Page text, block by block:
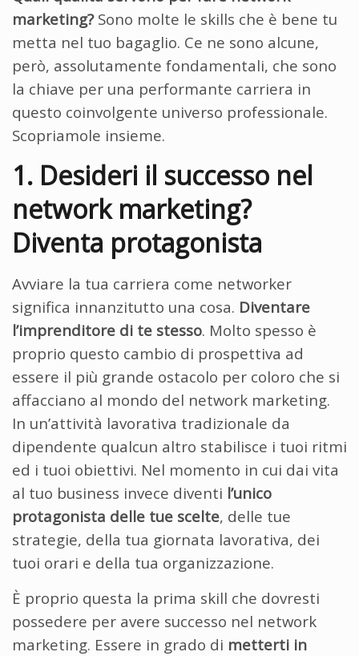
marketing?Sono molte le skills che è bene tu
metta nel tuo bagaglio. Ce ne sono alcune,
però, assolutamente fondamentali, che sono
la chiave per una performante carriera in
questo coinvolgente universo professionale.
Scopriamole insieme.
1. Desideri il successo nel
network marketing?
Diventa protagonista
Avviare la tua carriera come networker
significa innanzitutto una cosa. Diventare
l’imprenditore di te stesso. Molto spesso è
proprio questo cambio di prospettiva ad
essere il più grande ostacolo per coloro che si
affacciano al mondo del network marketing.
In un’attività lavorativa tradizionale da
dipendente qualcun altro stabilisce i tuoi ritmi
ed i tuoi obiettivi. Nel momento in cui dai vita
al tuo business invece diventi l’unico
protagonista delle tue scelte, delle tue
strategie, della tua giornata lavorativa, dei
tuoi orari e della tua organizzazione.
È proprio questa la prima skill che dovresti
possedere per avere successo nel network
marketing. Essere in grado di metterti in